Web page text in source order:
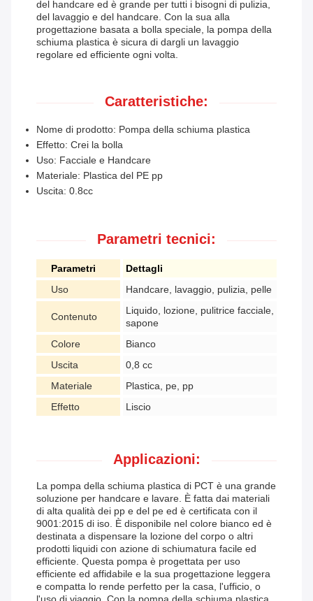
del handcare ed è grande per tutti i bisogni di pulizia,
del lavaggio e del handcare. Con la sua alla
progettazione basata a bolla speciale, la pompa della
schiuma plastica è sicura di dargli un lavaggio
regolare ed efficiente ogni volta.
Caratteristiche:
Nome di prodotto: Pompa della schiuma plastica
Effetto: Crei la bolla
Uso: Facciale e Handcare
Materiale: Plastica del PE pp
Uscita: 0.8cc
Parametri tecnici:
Parametri
Dettagli
Uso
Handcare, lavaggio, pulizia, pelle
Contenuto
Liquido, lozione, pulitrice facciale,
sapone
Colore
Bianco
Uscita
0,8 cc
Materiale
Plastica, pe, pp
Effetto
Liscio
Applicazioni:
La pompa della schiuma plastica di PCT è una grande
soluzione per handcare e lavare. È fatta dai materiali
di alta qualità dei pp e del pe ed è certificata con il
9001:2015 di iso. È disponibile nel colore bianco ed è
destinata a dispensare la lozione del corpo o altri
prodotti liquidi con azione di schiumatura facile ed
efficiente. Questa pompa è progettata per uso
efficiente ed affidabile e la sua progettazione leggera
e compatta lo rende perfetto per la casa, l'ufficio, o